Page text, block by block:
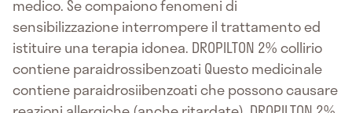
medico. Se compaiono fenomeni di
sensibilizzazione interrompere il trattamento ed
istituire una terapia idonea. DROPILTON 2% collirio
contiene paraidrossibenzoati Questo medicinale
contiene paraidrosiibenzoati che possono causare